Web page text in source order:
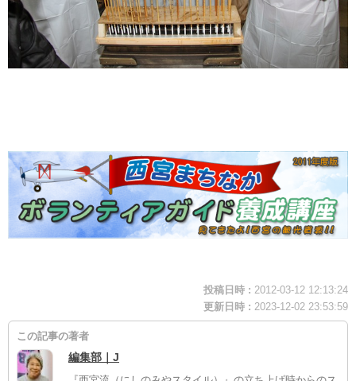
投稿日時 : 2012-03-12 12:13:24
更新日時 : 2023-12-02 23:53:59
この記事の著者
編集部｜J